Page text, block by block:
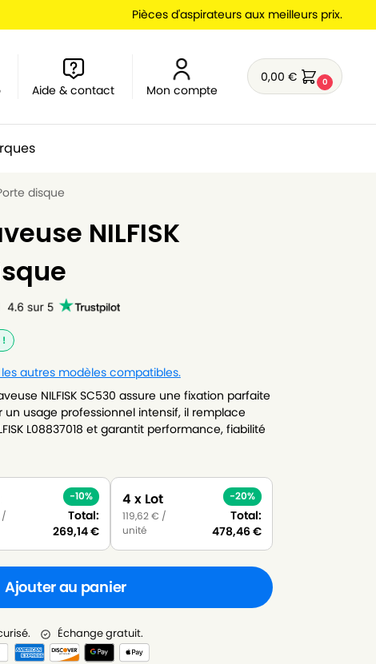
Pièces d'aspirateurs aux meilleurs prix.
Aide & contact Mon compte
0,00€ 0
disque
NILFISK
les autres modèles compatibles.
NILFISK SC530 assure une fixation parfaite
usage professionnel intensif, il remplace
L08837018 et garantit performance, fiabilité
/
-10%
Total:
269,14€
4 x Lot
119,62€ /
unité
-20%
Total:
478,46€
Ajouter au panier
Échange gratuit.